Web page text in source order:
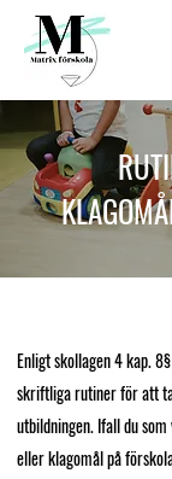
Enligt skollagen 4 kap.
skriftliga rutiner för att
utbildningen. Ifall du
eller klagomål på